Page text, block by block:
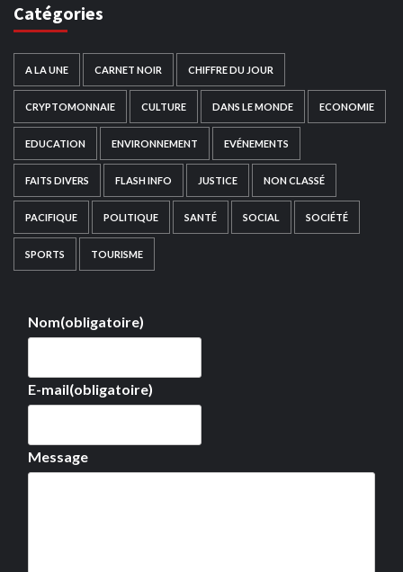
Catégories
A LA UNE CARNET NOIR CHIFFRE DU JOUR
CRYPTOMONNAIE CULTURE DANS LE MONDE ECONOMIE
EDUCATION ENVIRONNEMENT EVÉNEMENTS
FAITS DIVERS FLASH INFO JUSTICE NON CLASSÉ
PACIFIQUE POLITIQUE SANTÉ SOCIAL SOCIÉTÉ
SPORTS TOURISME
Nom(obligatoire)
E-mail(obligatoire)
Message